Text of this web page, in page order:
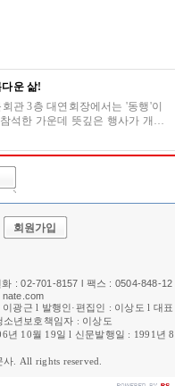
운 삶!
관 3층 대연회장에서는 '동행'이
석한 가운데 뜻깊은 행사가 개최
회원가입
: 02-701-8157 l 팩스 : 0504-848-12
nate.com
광근 l 발행인·편집인 : 이상도 l 대표
년보호책임자 : 이상도
년 10월 19일 l 신문발행일 : 1991년 8
. All rights reserved.